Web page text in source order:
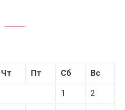
Чт Пт Сб Вс
1 2